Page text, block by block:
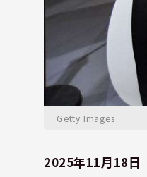
Getty Images
2025年11月18日